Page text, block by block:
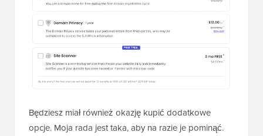
Będziesz miał również okazję kupić dodatkowe
opcje. Moja rada jest taka, aby na razie je pominąć.